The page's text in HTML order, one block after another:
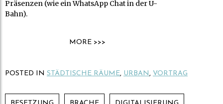
Präsenzen (wie ein WhatsApp Chat in der U-
Bahn).
MORE >>>
POSTED IN STÄDTISCHE RÄUME, URBAN, VORTRAG